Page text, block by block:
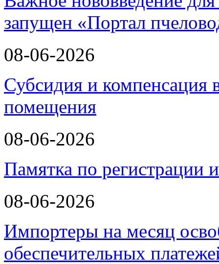
запущен «Портал
08-06-2026
Субсидия и компенсация
помещения
08-06-2026
Памятка по
08-06-2026
Импортеры на месяц
обеспечительных